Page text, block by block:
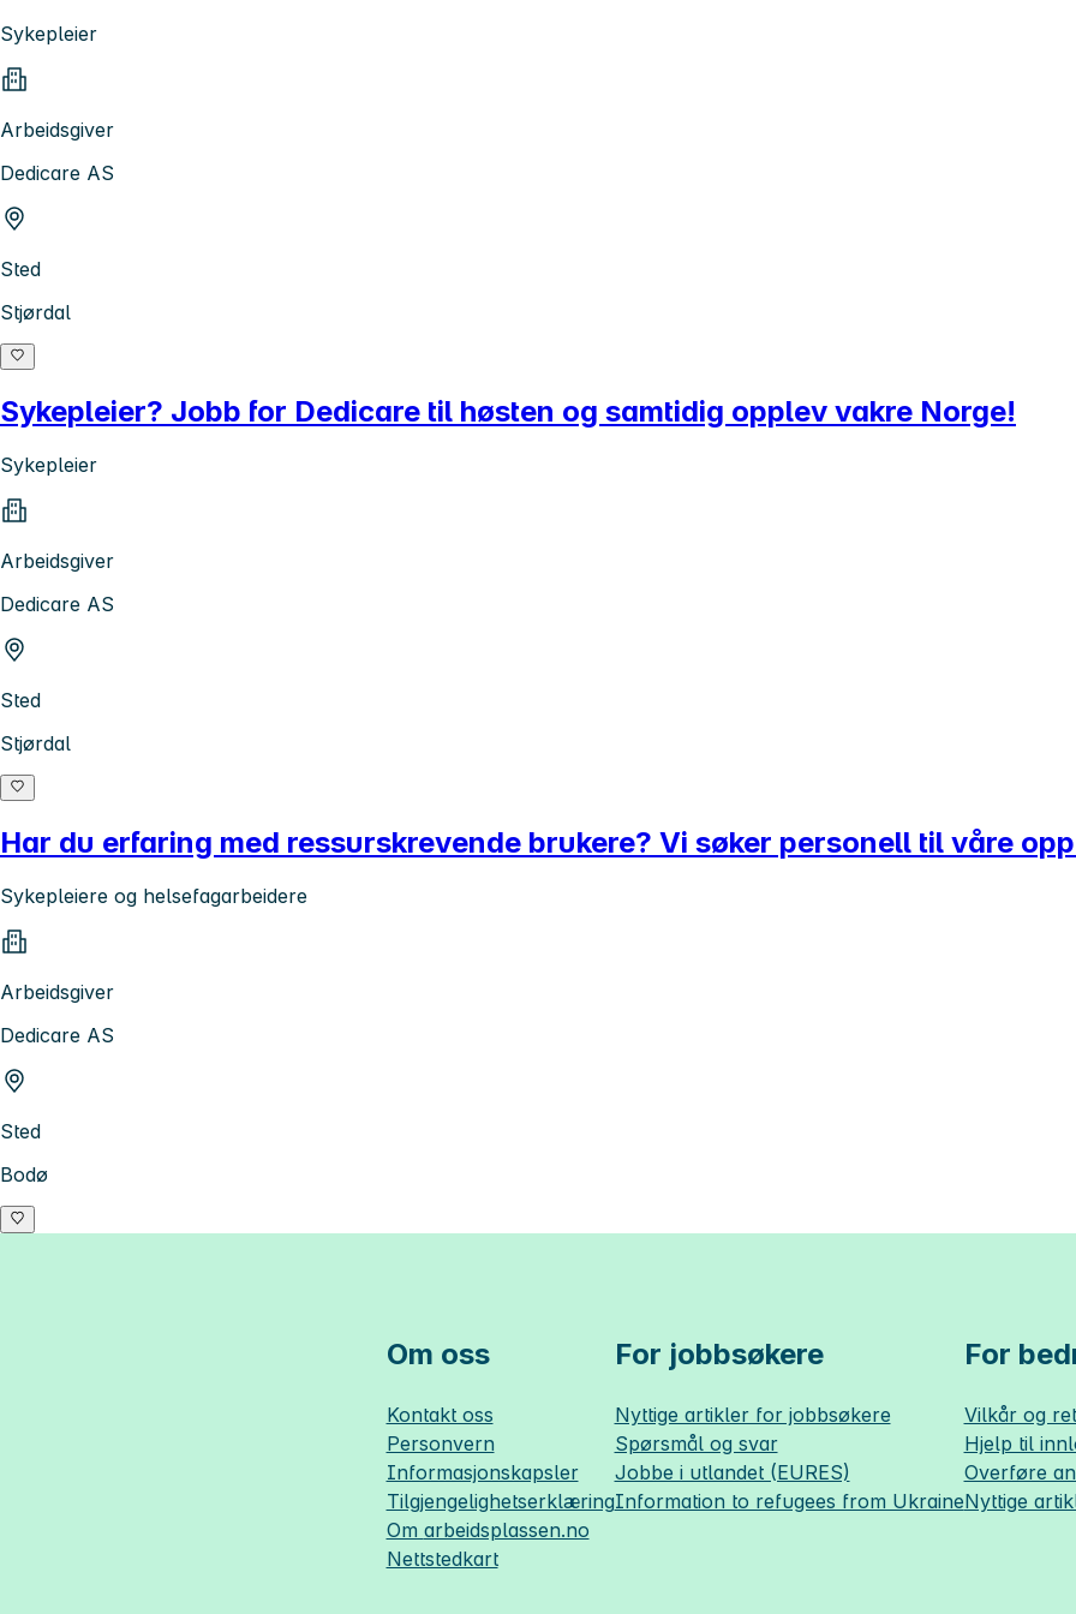
Sykepleier
Arbeidsgiver
Dedicare AS
Sted
Stjørdal
Sykepleier? Jobb for Dedicare til høsten og samtidig opplev vakre Norge!
Sykepleier
Arbeidsgiver
Dedicare AS
Sted
Stjørdal
Har du erfaring med ressurskrevende brukere? Vi søker personell til våre
Sykepleiere og helsefagarbeidere
Arbeidsgiver
Dedicare AS
Sted
Bodø
Om oss
Kontakt oss
Personvern
Informasjonskapsler
Tilgjengelighetserklæring
Om arbeidsplassen.no
Nettstedkart
For jobbsøkere
Nyttige artikler for jobbsøkere
Spørsmål og svar
Jobbe i utlandet (EURES)
Information to refugees from Ukraine
For
Vilkår og
Hjelp til
Overføre
Nyttige